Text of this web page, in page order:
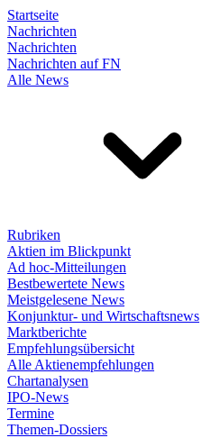
Startseite
Nachrichten
Nachrichten
Nachrichten auf FN
Alle News
Rubriken
Aktien im Blickpunkt
Ad hoc-Mitteilungen
Bestbewertete News
Meistgelesene News
Konjunktur- und Wirtschaftsnews
Marktberichte
Empfehlungsübersicht
Alle Aktienempfehlungen
Chartanalysen
IPO-News
Termine
Themen-Dossiers